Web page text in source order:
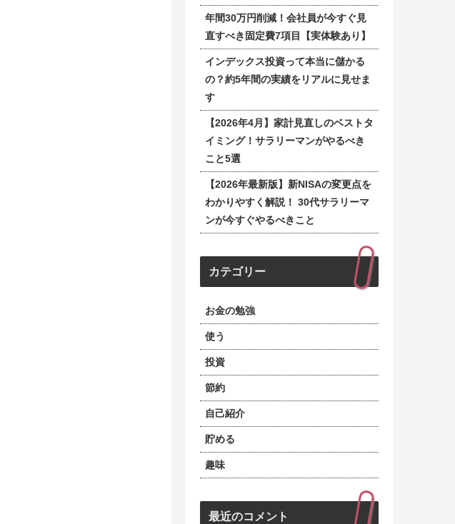
年間30万円削減！会社員が今すぐ見
直すべき固定費7項目【実体験あり】
インデックス投資って本当に儲かる
の？約5年間の実績をリアルに見せま
す
【2026年4月】家計見直しのベストタ
イミング！サラリーマンがやるべき
こと5選
【2026年最新版】新NISAの変更点を
わかりやすく解説！ 30代サラリーマ
ンが今すぐやるべきこと
カテゴリー
お金の勉強
使う
投資
節約
自己紹介
貯める
趣味
最近のコメント